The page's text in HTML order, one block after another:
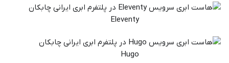
Eleventy
Hugo